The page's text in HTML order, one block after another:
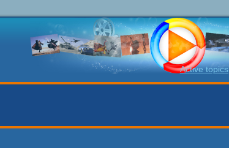
Active topics